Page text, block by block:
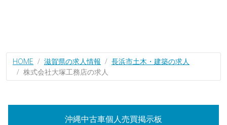
HOME 滋賀県の求人情報
長浜市土木・建築の求人
株式会社大塚工務店の求人
沖縄中古車個人売買掲示板